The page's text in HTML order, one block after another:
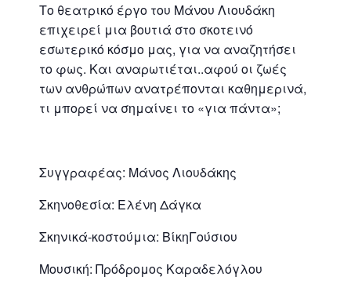
Το θεατρικό έργο του Μάνου Λιουδάκη
επιχειρεί μια βουτιά στο σκοτεινό
εσωτερικό κόσμο μας, για να αναζητήσει
το φως. Και αναρωτιέται..αφού οι ζωές
των ανθρώπων ανατρέπονται καθημερινά,
τι μπορεί να σημαίνει το «για πάντα»;
Συγγραφέας: Μάνος Λιουδάκης
Σκηνοθεσία: Ελένη Δάγκα
Σκηνικά-κοστούμια: ΒίκηΓούσιου
Μουσική: Πρόδρομος Καραδελόγλου